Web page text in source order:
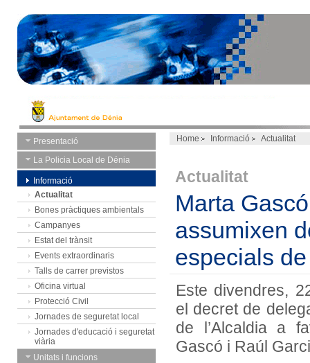
Presentació
La Policia Local de Dénia
Informació
Actualitat
Bones pràctiques ambientals
Campanyes
Estat del trànsit
Events extraordinaris
Talls de carrer previstos
Oficina virtual
Protecció Civil
Jornades de seguretat local
Jornades d'educació i seguretat
viària
Unitats i funcions
Home Informació Actualitat
Actualitat
Marta
assumixen
especials
Este divendres,
el decret de
de l’Alcaldia a
Gascó i Raúl